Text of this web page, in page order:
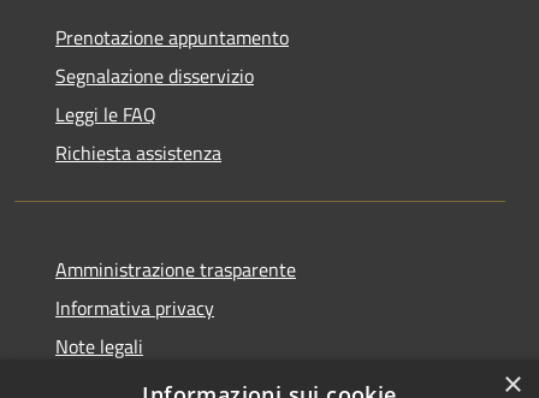
Prenotazione appuntamento
Segnalazione disservizio
Leggi le FAQ
Richiesta assistenza
Amministrazione trasparente
Informativa privacy
Note legali
Dichiarazione di accessibilità
×